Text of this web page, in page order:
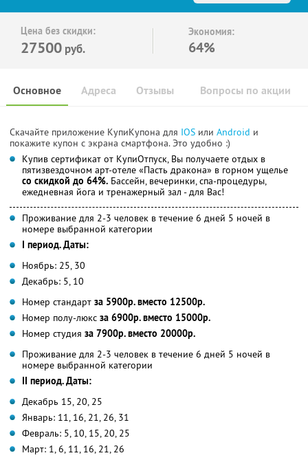
Цена без скидки:
27500 руб.
Экономия:
64%
Основное Отзывы Вопросы по акции
Адреса
Скачайте приложение КупиКупона для IOS или Android и
покажите купон с экрана смартфона. Это удобно :)
Купив сертификат от КупиОтпуск, Вы получаете отдых в
пятизвездочном арт-отеле «Пасть дракона» в горном ущелье
со скидкой до 64%. Бассейн, вечеринки, спа-процедуры,
ежедневная йога и тренажерный зал - для Вас!
Проживание для 2-3 человек в течение 6 дней 5 ночей в
номере выбранной категории
I период. Даты:
Ноябрь: 25, 30
Декабрь: 5, 10
Номер стандарт за 5900р. вместо 12500р.
Номер полу-люкс за 6900р. вместо 15000р.
Номер студия за 7900р. вместо 20000р.
Проживание для 2-3 человек в течение 6 дней 5 ночей в
номере выбранной категории
II период. Даты:
Декабрь 15, 20, 25
Январь: 11, 16, 21, 26, 31
Февраль: 5, 10, 15, 20, 25
Март: 1, 6, 11, 16, 21, 26